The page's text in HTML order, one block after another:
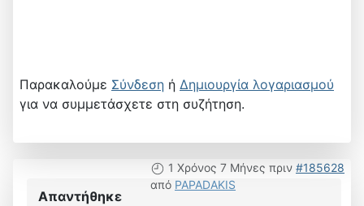
Παρακαλούμε Σύνδεση ή Δημιουργία λογαριασμού
για να συμμετάσχετε στη συζήτηση.
1 Χρόνος 7 Μήνες πριν #185628
από PAPADAKIS
Απαντήθηκε